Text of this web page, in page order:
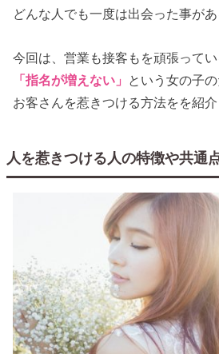
どんな人でも一度は出会った事が
今回は、営業も接客もを頑張って
「指名が増えない」 という女の子
お客さんを惹きつける方法をを紹介
人を惹きつける人の特徴や共通